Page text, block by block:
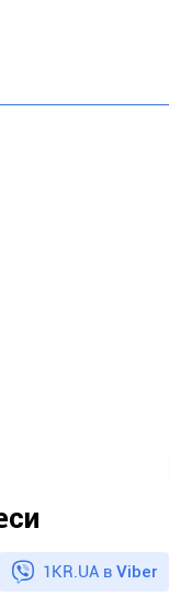
1KR.UA в Viber